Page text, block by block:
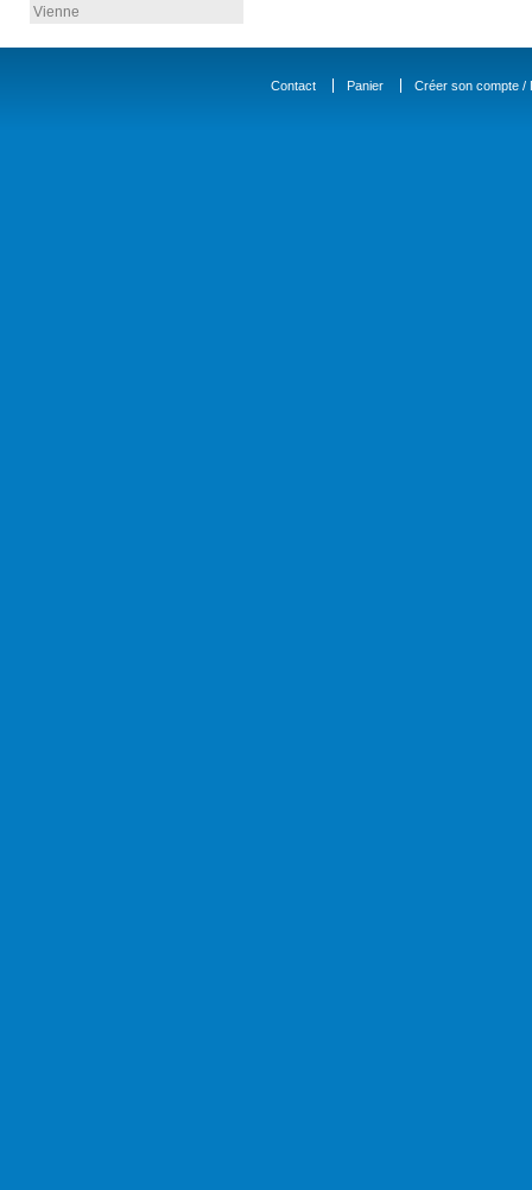
Vienne
Contact Panier Créer son compte /